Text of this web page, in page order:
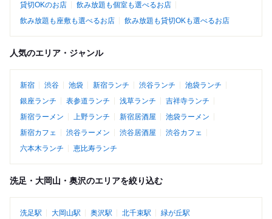
貸切OKのお店
飲み放題も個室も選べるお店
飲み放題も座敷も選べるお店
飲み放題も貸切OKも選べるお店
人気のエリア・ジャンル
新宿 渋谷 池袋 新宿ランチ 渋谷ランチ
池袋ランチ
銀座ランチ
表参道ランチ 浅草ランチ
吉祥寺ランチ
新宿ラーメン
上野ランチ 新宿居酒屋
池袋ラーメン
新宿カフェ
渋谷ラーメン 渋谷居酒屋
渋谷カフェ
六本木ランチ
恵比寿ランチ
洗足・大岡山・奥沢のエリアを絞り込む
洗足駅 大岡山駅 奥沢駅 北千束駅 緑が丘駅